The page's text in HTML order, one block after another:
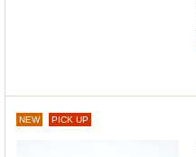
NEW PICK UP